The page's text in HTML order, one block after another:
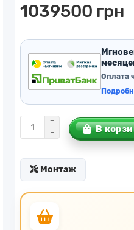
1039500 грн
Оплата
В
Монтаж